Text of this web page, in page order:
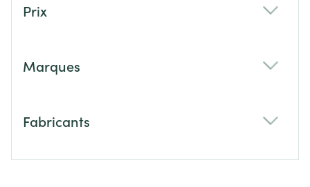
Prix
Marques
Fabricants